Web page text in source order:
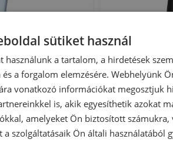
952.00, 5
X07P008
Ravak
sütiket használ
használunk a tartalom, a hirdetések
és a forgalom elemzésére. Webhelyünk
vonatkozó információkat megosztjuk
is, akik egyesíthetik azokat
amelyeket Ön biztosított számukra,
a szolgáltatásaik Ön általi használatából